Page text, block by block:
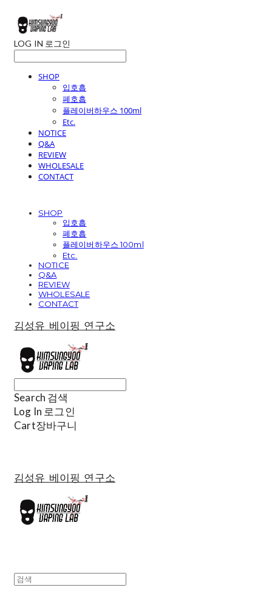
LOG IN 로그인
SHOP
입호흡
폐호흡
플레이버하우스 100ml
Etc.
NOTICE
Q&A
REVIEW
WHOLESALE
CONTACT
SHOP
입호흡
폐호흡
플레이버하우스 100ml
Etc.
NOTICE
Q&A
REVIEW
WHOLESALE
CONTACT
김성유 베이핑 연구소
Search 검색
Log In 로그인
Cart장바구니
김성유 베이핑 연구소